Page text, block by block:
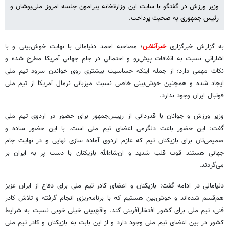
وزیر ورزش در گفتگو با سایت این وزارتخانه پیرامون جلسه امروز ملی‌پوشان و
رئیس جمهوری به صحبت پرداخت.
به گزارش خبرگزاریخبرآنلاین؛ مصاحبه احمد دنیامالی با نهایت خوش‌بینی و با
اشاراتی نسبت به اتفاقات پیش‌رو و احتمالی در جام جهانی آمریکا مطرح شده و
نکات مهمی دارد؛ از جمله اینکه حساسیت بیشتری روی خواندن سرود تیم ملی
ایجاد شده و همچنین خوش‌بینی خاصی نسبت میزبانی نرمال آمریکا از تیم ملی
فوتبال ایران وجود ندارد.
وزیر ورزش و جوانان با قدردانی از رییس‌جمهور برای حضور در اردوی تیم ملی
گفت: این حضور باعث دلگرمی اعضای تیم ملی است. با این حضور ساده و
صمیمی‌تان برای بازیکنان تیم که عازم اردوی آماده سازی نهایی و در نهایت جام
جهانی هستند قوت قلب شدید و ان‌شاءالله بازیکنان با دست پر به ایران بر
می‌گردند.
دنیامالی در ادامه گفت: بازیکنان و اعضای کادر تیم ملی برای دفاع از ایران عزیز
هم‌قسم شده‌اند و خوش‌بین هستیم که با برنامه‌ریزی انجام گرفته و تلاش‌ کادر
فنی، تیم ملی برای کشور افتخارآفرینی کند. واقع‌بینی خیلی خوبی نسبت به شرایط
کشور در بین اعضای تیم ملی وجود دارد و از این بابت به بازیکنان و کادر تیم ملی